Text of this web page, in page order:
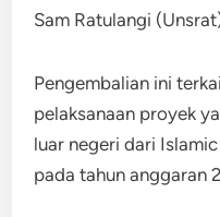
Sam Ratulangi
Pengembalian ini
pelaksanaan proyek
luar negeri dari
pada tahun anggaran